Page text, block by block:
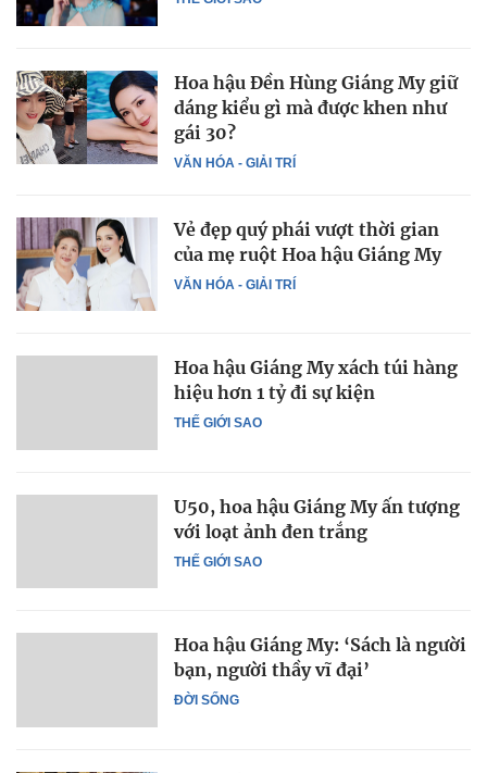
VĂN HÓA - GIẢI TRÍ
Hoa hậu Đền Hùng Giáng My giữ
dáng kiểu gì mà được khen như
gái 30?
VĂN HÓA - GIẢI TRÍ
Vẻ đẹp quý phái vượt thời gian
của mẹ ruột Hoa hậu Giáng My
THẾ GIỚI SAO
Hoa hậu Giáng My xách túi hàng
hiệu hơn 1 tỷ đi sự kiện
THẾ GIỚI SAO
U50, hoa hậu Giáng My ấn tượng
với loạt ảnh đen trắng
ĐỜI SỐNG
Hoa hậu Giáng My: ‘Sách là người
bạn, người thầy vĩ đại’